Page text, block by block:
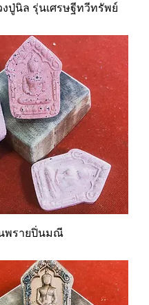
ปู่นิล รุ่นเศรษฐีทวีทรัพย์
พรายปิ่นมณี